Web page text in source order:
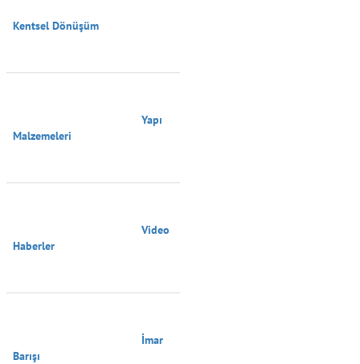
Kentsel Dönüşüm
Malzemeleri
Haberler
Barışı